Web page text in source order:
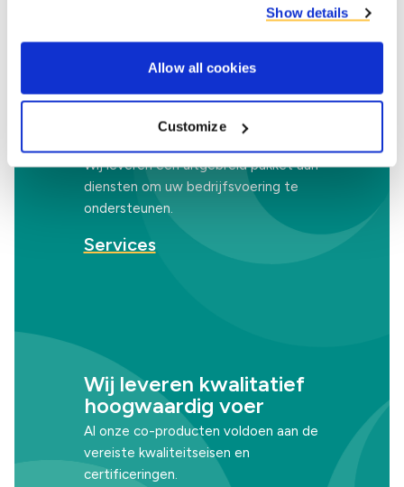
Show details
Allow all cookies
Customize
Wij leveren een uitgebreid pakket aan
diensten om uw bedrijfsvoering te
ondersteunen.
Services
Wij leveren kwalitatief
hoogwaardig voer
Al onze co-producten voldoen aan de
vereiste kwaliteitseisen en
certificeringen.